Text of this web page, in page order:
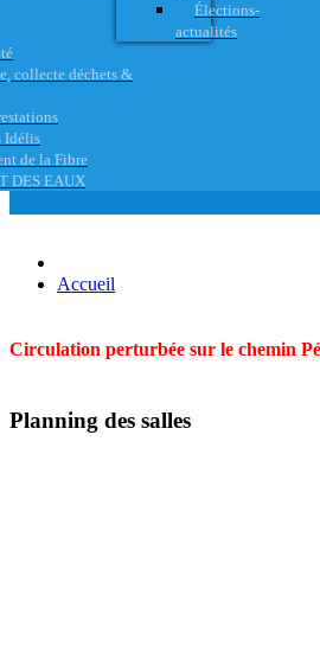
Élections-
actualités
collecte déchets &
Idélis
de la Fibre
DES EAUX
Accueil
Circulation perturbée sur le chemin
Planning des salles